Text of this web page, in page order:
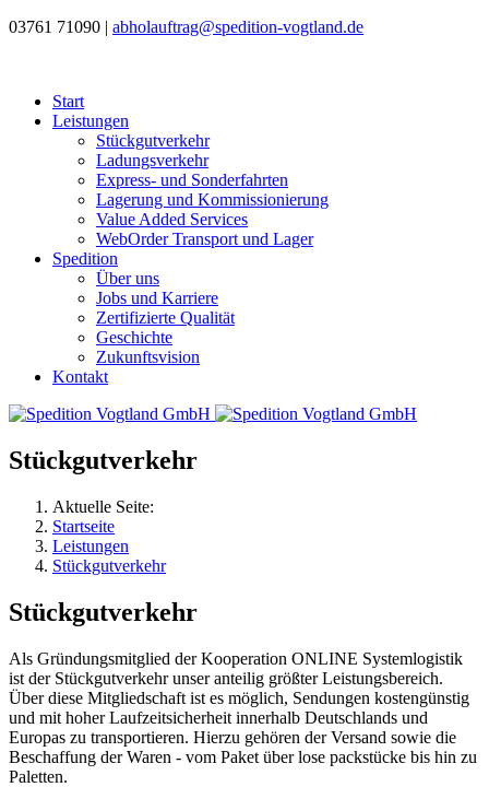
03761 71090 | abholauftrag@spedition-vogtland.de
Start
Leistungen
Stückgutverkehr
Ladungsverkehr
Express- und Sonderfahrten
Lagerung und Kommissionierung
Value Added Services
WebOrder Transport und Lager
Spedition
Über uns
Jobs und Karriere
Zertifizierte Qualität
Geschichte
Zukunftsvision
Kontakt
Stückgutverkehr
Aktuelle Seite:
Startseite
Leistungen
Stückgutverkehr
Stückgutverkehr
Als Gründungsmitglied der Kooperation ONLINE Systemlogistik
ist der Stückgutverkehr unser anteilig größter Leistungsbereich.
Über diese Mitgliedschaft ist es möglich, Sendungen kostengünstig
und mit hoher Laufzeitsicherheit innerhalb Deutschlands und
Europas zu transportieren. Hierzu gehören der Versand sowie die
Beschaffung der Waren - vom Paket über lose packstücke bis hin zu
Paletten.